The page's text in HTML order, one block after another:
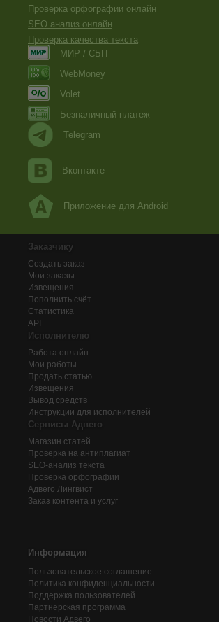
Проверка орфографии онлайн
SEO анализ онлайн
Проверка качества текста
МИР / СБП
WebMoney
Volet
Безналичный платеж
Telegram
Вконтакте
Приложение для Android
Заказчику
Создать заказ
Мои заказы
Извещения
Пополнить счёт
Статистика
API
Исполнителю
Работа онлайн
Мои работы
Продать статью
Извещения
Вывод средств
Инструкции для исполнителей
Сервисы Адвего
Магазин статей
Проверка на антиплагиат
SEO-анализ текста
Проверка орфографии
Адвего Лингвист
Заказ контента и услуг
Информация
Пользовательское соглашение
Политика конфиденциальности
Поддержка пользователей
Партнерская программа
Новости Адвего